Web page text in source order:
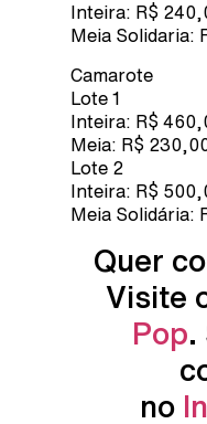
Inteira: R$
Meia Solidaria:
Camarote
Lote 1
Inteira: R$
Meia: R$
Lote 2
Inteira: R$
Meia Solidária:
Quer
Visite
Pop.
no